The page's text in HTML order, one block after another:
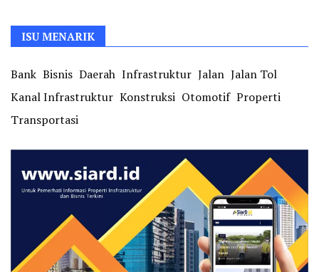
ISU MENARIK
Bank Bisnis Daerah Infrastruktur Jalan Jalan Tol
Kanal Infrastruktur Konstruksi Otomotif Properti
Transportasi